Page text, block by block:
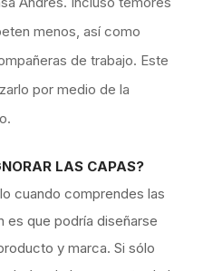
menos, así como
de trabajo. Este
por medio de la
LAS CAPAS?
cuando comprendes las
es que podría diseñarse
y marca. Si sólo